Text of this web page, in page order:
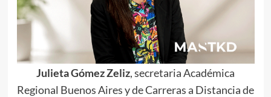
Julieta Gómez Zeliz, secretaria Académica
Regional Buenos Aires y de Carreras a Distancia de